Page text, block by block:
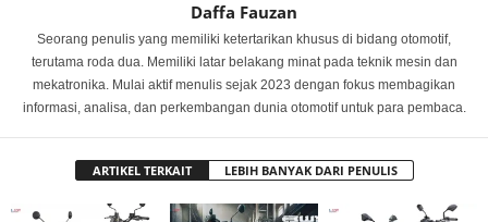
Daffa Fauzan
Seorang penulis yang memiliki ketertarikan khusus di bidang otomotif,
terutama roda dua. Memiliki latar belakang minat pada teknik mesin dan
mekatronika. Mulai aktif menulis sejak 2023 dengan fokus membagikan
informasi, analisa, dan perkembangan dunia otomotif untuk para pembaca.
ARTIKEL TERKAIT LEBIH BANYAK DARI PENULIS